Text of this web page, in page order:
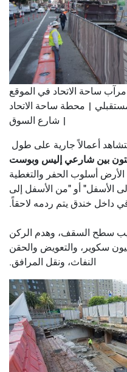
ساحة الاتحاد في الموقع
| محطة ساحة الاتحاد
| شارع السوق
أعمالاً جارية على طول
بين شارعي إليس وبوست
أسلوب الحفر والتغطية
الأسفل" أو "من الأسفل إلى
داخل خندق يتم ردمه لاحقاً.
سطح السقف، وهدم الركن
سكوير، والتعويض والحقن
النفاث، ونقل المرافق.